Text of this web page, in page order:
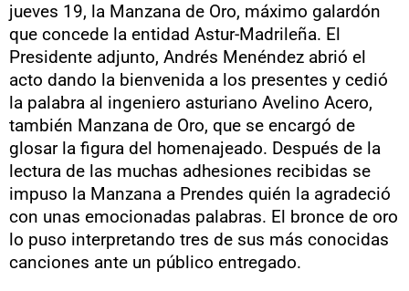
jueves 19, la Manzana de Oro, máximo galardón
que concede la entidad Astur-Madrileña. El
Presidente adjunto, Andrés Menéndez abrió el
acto dando la bienvenida a los presentes y cedió
la palabra al ingeniero asturiano Avelino Acero,
también Manzana de Oro, que se encargó de
glosar la figura del homenajeado. Después de la
lectura de las muchas adhesiones recibidas se
impuso la Manzana a Prendes quién la agradeció
con unas emocionadas palabras. El bronce de oro
lo puso interpretando tres de sus más conocidas
canciones ante un público entregado.